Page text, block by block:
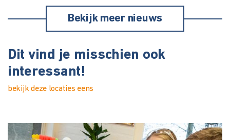
Bekijk meer nieuws
Dit vind je misschien ook
interessant!
bekijk deze locaties eens